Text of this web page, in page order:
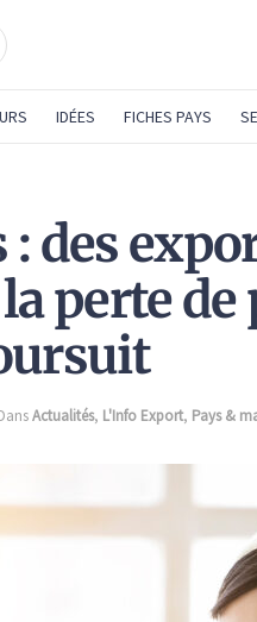
IDÉES FICHES PAYS
: des
perte de
Actualités, L'Info Export, Pays &